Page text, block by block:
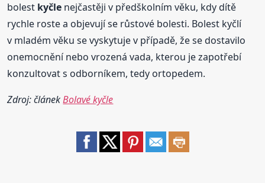
bolest kyčle nejčastěji v předškolním věku, kdy dítě
rychle roste a objevují se růstové bolesti. Bolest kyčlí
v mladém věku se vyskytuje v případě, že se dostavilo
onemocnění nebo vrozená vada, kterou je zapotřebí
konzultovat s odborníkem, tedy ortopedem.
Zdroj: článekBolavé kyčle